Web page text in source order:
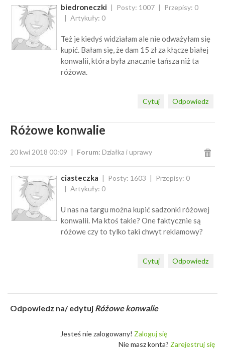
biedroneczki Posty: 1007
Przepisy: 0
Artykuły: 0
Też je kiedyś widziałam ale nie odważyłam się
kupić. Bałam się, że dam 15 zł za kłącze białej
konwalii, która była znacznie tańsza niż ta
różowa.
Odpowiedz
Cytuj
Różowe konwalie
20 kwi 2018 00:09 Forum: Działka i uprawy
ciasteczka Posty: 1603
Przepisy: 0
Artykuły: 0
U nas na targu można kupić sadzonki różowej
konwalii. Ma ktoś takie? One faktycznie są
różowe czy to tylko taki chwyt reklamowy?
Odpowiedz
Cytuj
Odpowiedz na/ edytuj Różowe konwalie
Jesteś nie zalogowany! Zaloguj się
Nie masz konta? Zarejestruj się